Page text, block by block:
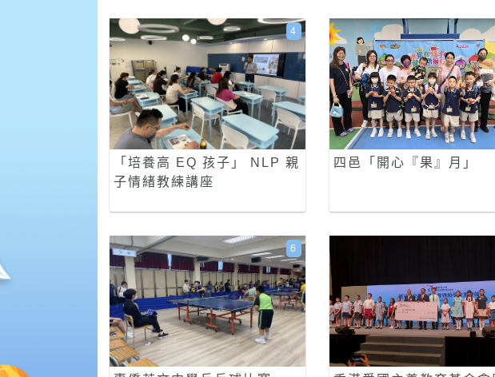
「培養高 EQ 孩子」 NLP 親
子情緒教練講座
4
四邑「開心『果』月」
6